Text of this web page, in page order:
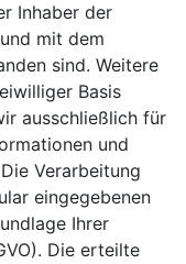
Inhaber der
mit dem
sind. Weitere
Basis
ausschließlich für
und
Verarbeitung
eingegebenen
Ihrer
Die erteilte